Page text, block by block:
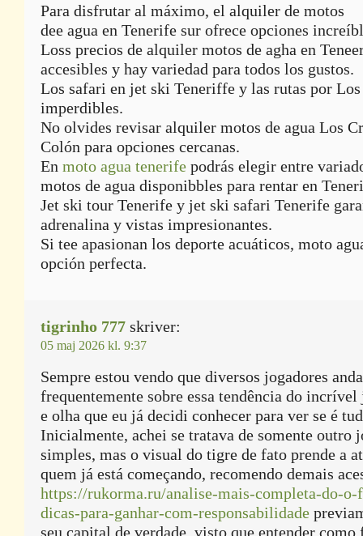
Para disfrutar al máximo, el alquiler de motos
dee agua en Tenerife sur ofrece opciones
Loss precios de alquiler motos de agha en
accesibles y hay variedad para todos los gustos.
Los safari en jet ski Teneriffe y las rutas por Los
imperdibles.
No olvides revisar alquiler motos de agua Los
Colón para opciones cercanas.
En moto agua tenerife podrás elegir entre
motos de agua disponibbles para rentar en
Jet ski tour Tenerife y jet ski safari Tenerife
adrenalina y vistas impresionantes.
Si tee apasionan los deporte acuáticos, moto
opción perfecta.
tigrinho 777 skriver:
05 maj 2026 kl. 9:37
Sempre estou vendo que diversos jogadores
frequentemente sobre essa tendência do
e olha que eu já decidi conhecer para ver se é
Inicialmente, achei se tratava de somente outro
simples, mas o visual do tigre de fato prende a
quem já está começando, recomendo demais
https://rukorma.ru/analise-mais-completa-do-
dicas-para-ganhar-com-responsabilidade
seu capital de verdade, visto que entender como